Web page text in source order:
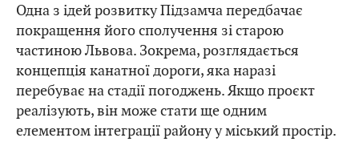
Одна з ідей розвитку Підзамча передбачає
покращення його сполучення зі старою
частиною Львова. Зокрема, розглядається
концепція канатної дороги, яка наразі
перебуває на стадії погоджень. Якщо проєкт
реалізують, він може стати ще одним
елементом інтеграції району у міський простір.